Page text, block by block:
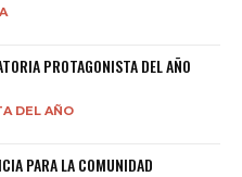
PROTAGONISTA DEL AÑO
DEL AÑO
PARA LA COMUNIDAD